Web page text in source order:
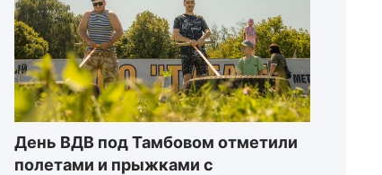
День ВДВ под Тамбовом отметили
полетами и прыжками с